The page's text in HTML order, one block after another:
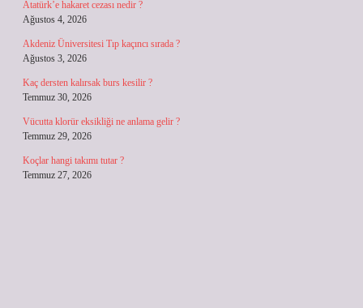
Atatürk’e hakaret cezası nedir ?
Ağustos 4, 2026
Akdeniz Üniversitesi Tıp kaçıncı sırada ?
Ağustos 3, 2026
Kaç dersten kalırsak burs kesilir ?
Temmuz 30, 2026
Vücutta klorür eksikliği ne anlama gelir ?
Temmuz 29, 2026
Koçlar hangi takımı tutar ?
Temmuz 27, 2026